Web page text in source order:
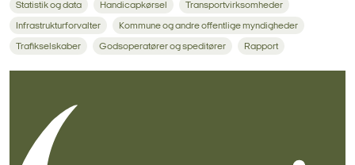
Statistik og data Handicapkørsel Transportvirksomheder
Infrastrukturforvalter Kommune og andre offentlige myndigheder
Trafikselskaber Godsoperatører og speditører Rapport